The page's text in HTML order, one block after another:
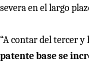
severa en el largo
“A contar del tercer
patente base se